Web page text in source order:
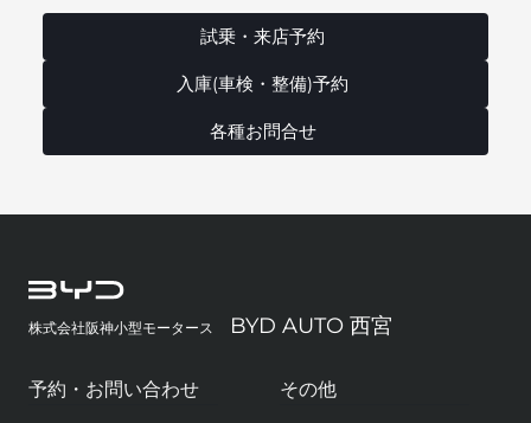
試乗・来店予約
入庫(車検・整備)予約
各種お問合せ
株式会社阪神小型モータース BYD AUTO 西宮
予約・お問い合わせ その他